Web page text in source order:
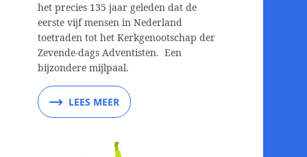
het precies 135 jaar geleden dat de
eerste vijf mensen in Nederland
toetraden tot het Kerkgenootschap der
Zevende-dags Adventisten. Een
bijzondere mijlpaal.
LEES MEER